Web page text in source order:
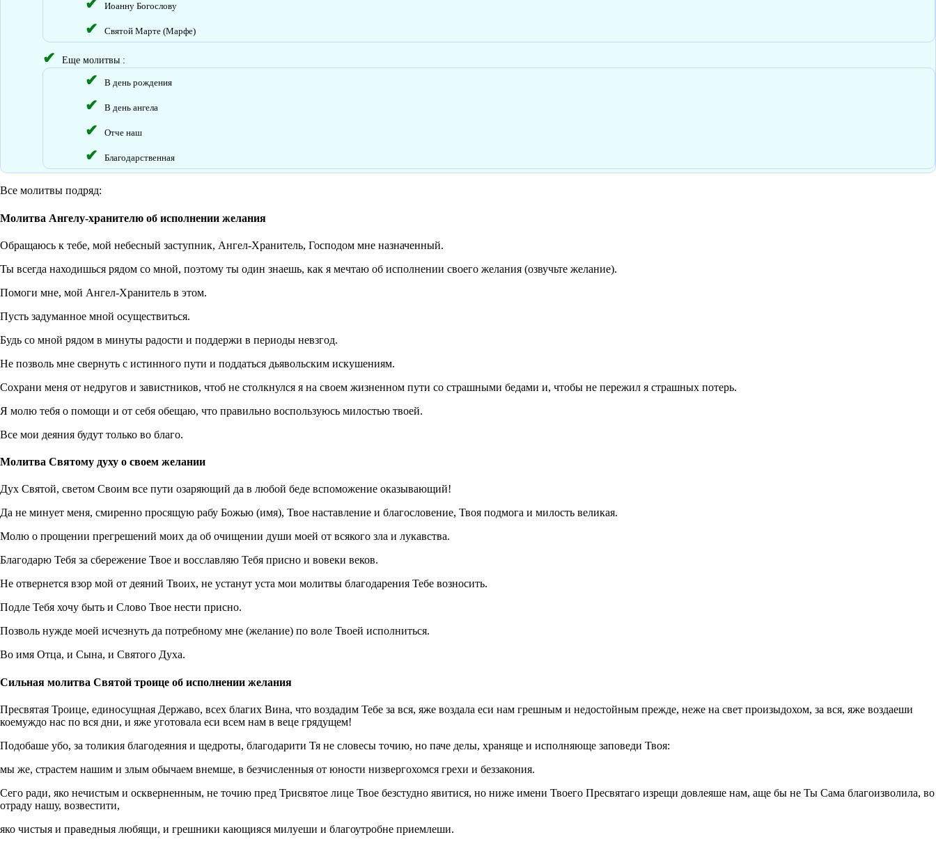
Иоанну Богослову
Святой Марте (Марфе)
Еще молитвы :
В день рождения
В день ангела
Отче наш
Благодарственная
Все молитвы подряд:
Молитва Ангелу-хранителю об исполнении желания
Обращаюсь к тебе, мой небесный заступник, Ангел-Хранитель, Господом мне назначенный.
Ты всегда находишься рядом со мной, поэтому ты один знаешь, как я мечтаю об исполнении своего желания (озвучьте желание).
Помоги мне, мой Ангел-Хранитель в этом.
Пусть задуманное мной осуществиться.
Будь со мной рядом в минуты радости и поддержи в периоды невзгод.
Не позволь мне свернуть с истинного пути и поддаться дьявольским искушениям.
Сохрани меня от недругов и завистников, чтоб не столкнулся я на своем жизненном пути со страшными бедами и, чтобы не пережил я страшных потерь.
Я молю тебя о помощи и от себя обещаю, что правильно воспользуюсь милостью твоей.
Все мои деяния будут только во благо.
Молитва Святому духу о своем желании
Дух Святой, светом Своим все пути озаряющий да в любой беде вспоможение оказывающий!
Да не минует меня, смиренно просящую рабу Божью (имя), Твое наставление и благословение, Твоя подмога и милость великая.
Молю о прощении прегрешений моих да об очищении души моей от всякого зла и лукавства.
Благодарю Тебя за сбережение Твое и восславляю Тебя присно и вовеки веков.
Не отвернется взор мой от деяний Твоих, не устанут уста мои молитвы благодарения Тебе возносить.
Подле Тебя хочу быть и Слово Твое нести присно.
Позволь нужде моей исчезнуть да потребному мне (желание) по воле Твоей исполниться.
Во имя Отца, и Сына, и Святого Духа.
Сильная молитва Святой троице об исполнении желания
Пресвятая Троице, единосущная Державо, всех благих Вина, что воздадим Тебе за вся, яже воздала еси нам грешным и недостойным прежде, неже на свет произыдохом, за вся, яже воздаеши
коемуждо нас по вся дни, и яже уготовала еси всем нам в веце грядущем!
Подобаше убо, за толикия благодеяния и щедроты, благодарити Тя не словесы точию, но паче делы, храняще и исполняюще заповеди Твоя:
мы же, страстем нашим и злым обычаем внемше, в безчисленныя от юности низвергохомся грехи и беззакония.
Сего ради, яко нечистым и оскверненным, не точию пред Трисвятое лице Твое безстудно явитися, но ниже имени Твоего Пресвятаго изрещи довлеяше нам, аще бы не Ты Сама благоизволила, во
отраду нашу, возвестити,
яко чистыя и праведныя любящи, и грешники кающияся милуеши и благоутробне приемлеши.